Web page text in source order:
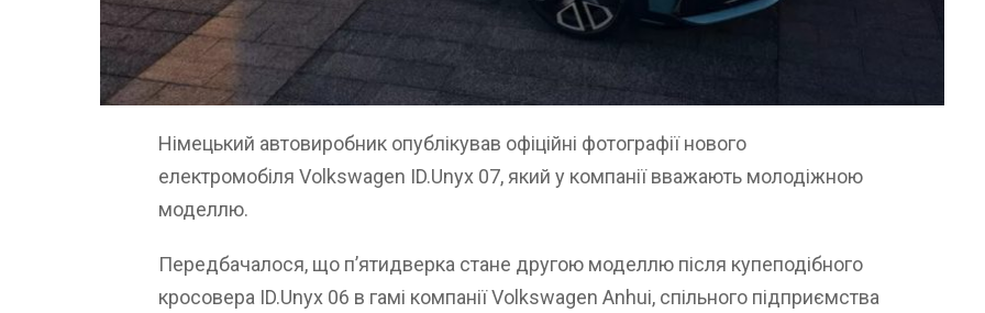
Німецький автовиробник опублікував офіційні фотографії нового
електромобіля Volkswagen ID.Unyx 07, який у компанії вважають молодіжною
моделлю.
Передбачалося, що п’ятидверка стане другою моделлю після купеподібного
кросовера ID.Unyx 06 в гамі компанії Volkswagen Anhui, спільного підприємства